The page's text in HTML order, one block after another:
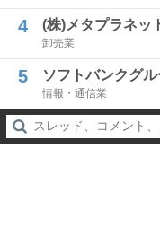
4 (株)メタプラネッ
卸売業
5 ソフトバンクグ
情報・通信業